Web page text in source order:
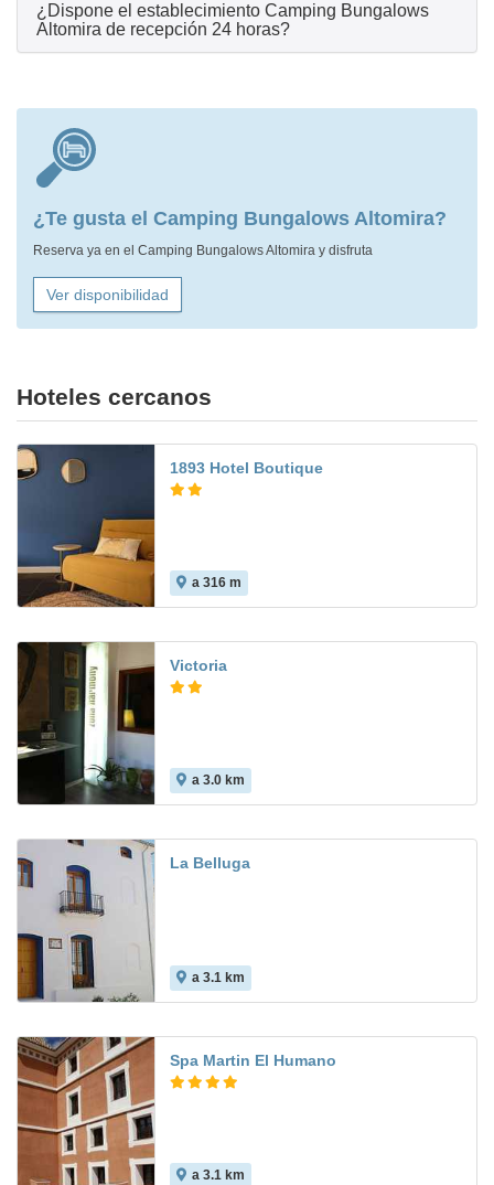
¿Dispone el establecimiento Camping Bungalows
Altomira de recepción 24 horas?
¿Te gusta el Camping Bungalows Altomira?
Reserva ya en el Camping Bungalows Altomira y disfruta
Ver disponibilidad
Hoteles cercanos
1893 Hotel Boutique
a 316 m
Victoria
a 3.0 km
La Belluga
a 3.1 km
Spa Martin El Humano
a 3.1 km